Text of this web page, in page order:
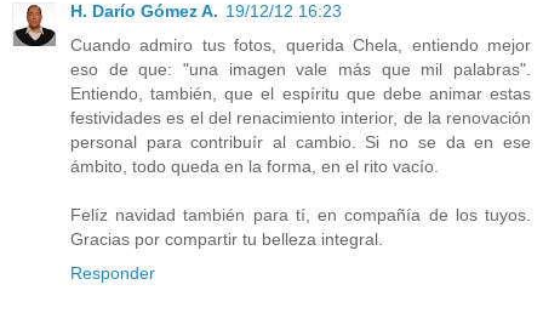
H. Darío Gómez A. 19/12/12 16:23
Cuando admiro tus fotos, querida Chela, entiendo mejor
eso de que: "una imagen vale más que mil palabras".
Entiendo, también, que el espíritu que debe animar estas
festividades es el del renacimiento interior, de la renovación
personal para contribuír al cambio. Si no se da en ese
ámbito, todo queda en la forma, en el rito vacío.
Felíz navidad también para tí, en compañía de los tuyos.
Gracias por compartir tu belleza integral.
Responder